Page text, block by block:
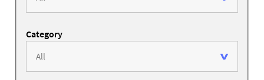
Category